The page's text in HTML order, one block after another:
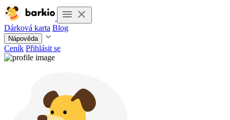
Dárková karta Blog
Nápověda
Ceník Přihlásit se